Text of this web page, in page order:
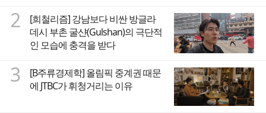
2
[희철리즘] 강남보다 비싼 방글라
데시 부촌 굴샨(Gulshan)의 극단적
인 모습에 충격을 받다
3
[B주류경제학] 올림픽 중계권 때문
에 JTBC가 휘청거리는 이유